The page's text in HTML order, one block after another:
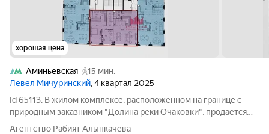
хорошая цена
Аминьевская
15 мин.
Левел Мичуринский, 4 квартал 2025
Id 65113. В жилом комплексе, расположенном на границе с
природным заказником "Долина реки Очаковки", продаётся
Видовой пентхаус площадью 180,9 кв.м без отделки. Квартира
Агентство Рабият Алыпкачева